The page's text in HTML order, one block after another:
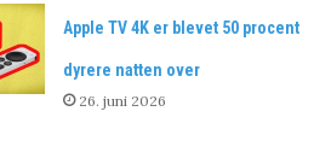
Apple TV 4K er blevet 50 procent
dyrere natten over
26. juni 2026